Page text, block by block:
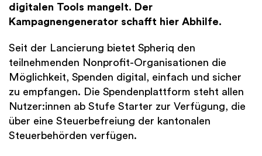
digitalen Tools mangelt. Der
Kampagnengenerator schafft hier Abhilfe.
Seit der Lancierung bietet Spheriq den
teilnehmenden Nonprofit-Organisationen die
Möglichkeit, Spenden digital, einfach und sicher
zu empfangen. Die Spendenplattform steht allen
Nutzer:innen ab Stufe Starter zur Verfügung, die
über eine Steuerbefreiung der kantonalen
Steuerbehörden verfügen.